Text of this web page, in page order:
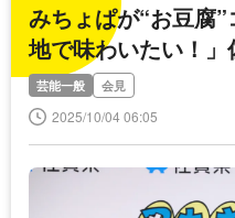
みちょぱが“お豆腐
地で味わいたい！
芸能一般 会見
2025/10/04 06:05